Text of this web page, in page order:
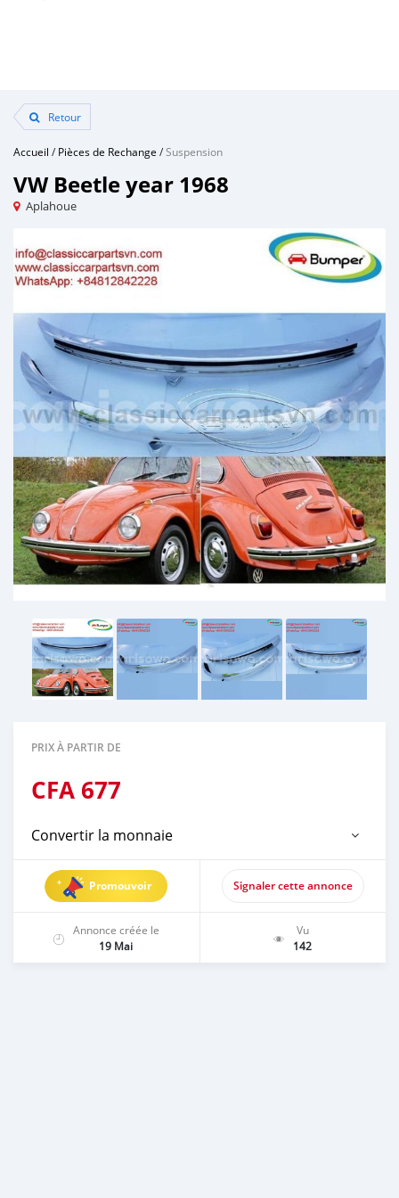
Retour
Accueil /Pièces de Rechange /Suspension
VW Beetle year 1968
Aplahoue
PRIX À PARTIR DE
CFA 677
Convertir la monnaie
Promouvoir Signaler cette annonce
Annonce créée le
19 Mai
Vu
142